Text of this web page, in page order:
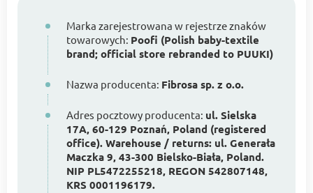
Marka zarejestrowana w rejestrze znaków
towarowych: Poofi (Polish baby-textile
brand; official store rebranded to PUUKI)
Nazwa producenta: Fibrosa sp. z o.o.
Adres pocztowy producenta: ul. Sielska
17A, 60-129 Poznań, Poland (registered
office). Warehouse / returns: ul. Generała
Maczka 9, 43-300 Bielsko-Biała, Poland.
NIP PL5472255218, REGON 542807148,
KRS 0001196179.